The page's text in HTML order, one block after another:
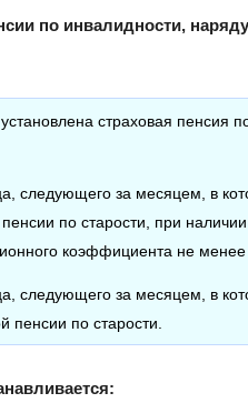
по инвалидности,
страховая пенсия
следующего за месяцем, в
по старости, при
коэффициента не
следующего за месяцем, в
пенсии по старости.